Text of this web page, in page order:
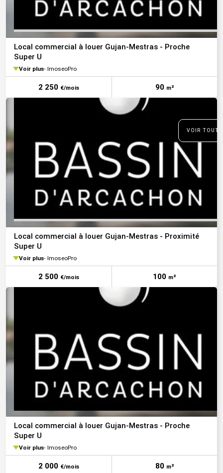
Local commercial à louer Gujan-Mestras - Proche
Super U
Voir plus ImoseoPro
2 250 €/mois 90 m²
VOIR
Local commercial à louer Gujan-Mestras - Proximité
Super U
Voir plus ImoseoPro
2 500 €/mois 100 m²
Local commercial à louer Gujan-Mestras - Proche
Super U
Voir plus ImoseoPro
2 000 €/mois 80 m²